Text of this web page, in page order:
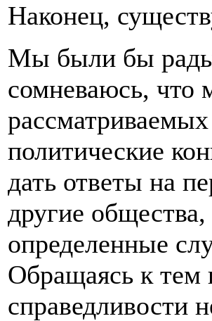
Наконец,
Мы были бы рады
сомневаюсь, что
политические
дать ответы на
другие
определенные
Обращаясь к тем
справедливости